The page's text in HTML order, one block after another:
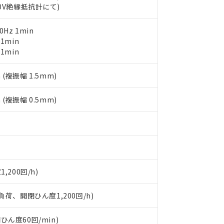
絶縁抵抗計にて)
1min
1min
1min
(複振幅 1.5mm)
(複振幅 0.5mm)
1,200回/h)
荷、開閉ひん度1,200回/h)
ひん度60回/min)
ます。
質）の非含有証明書
書（当社基準）
タル酸エステル類４物質の対応では、対応完了までの期間は出
欄に対応日を記載しておりました。
への在庫切替を完了していることから、特段のことがない限り、
。